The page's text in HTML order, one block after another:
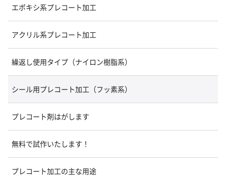
エポキシ系プレコート加工
アクリル系プレコート加工
繰返し使用タイプ（ナイロン樹脂系）
シール用プレコート加工（フッ素系）
プレコート剤はがします
無料で試作いたします！
プレコート加工の主な用途